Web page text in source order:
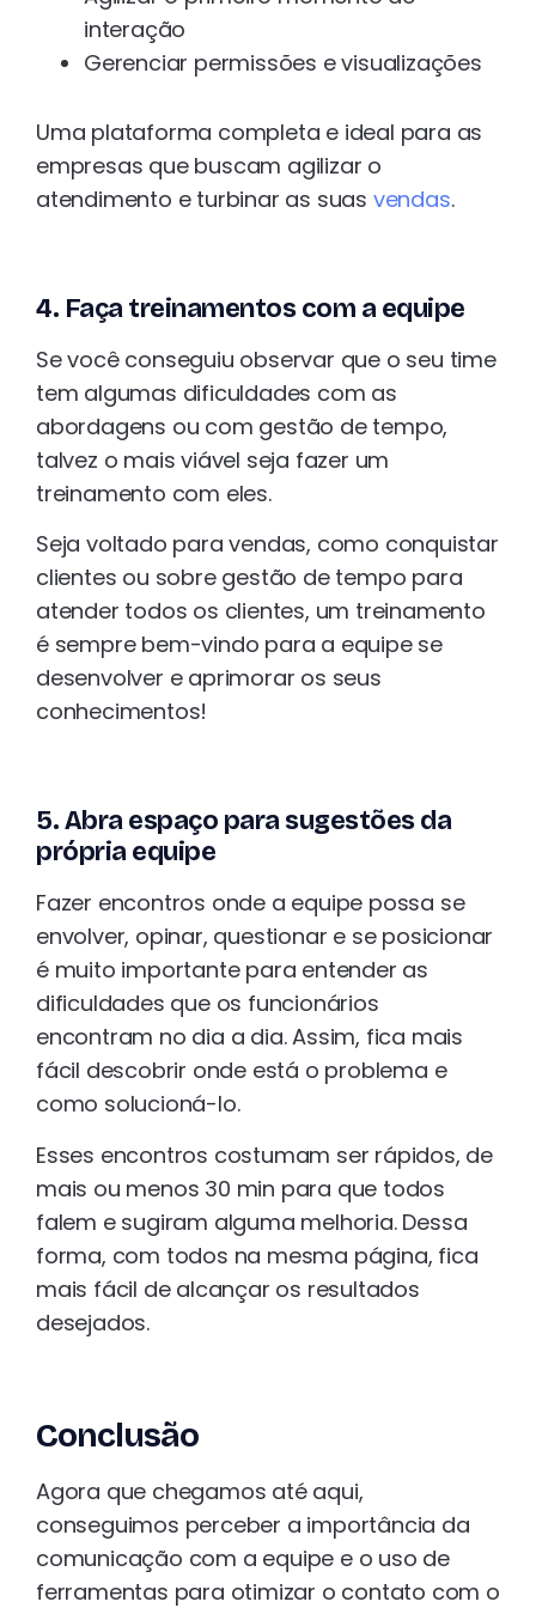
interação
Gerenciar permissões e visualizações
Uma plataforma completa e ideal para as
empresas que buscam agilizar o
atendimento e turbinar as suas vendas.
4. Faça treinamentos com a equipe
Se você conseguiu observar que o seu time
tem algumas dificuldades com as
abordagens ou com gestão de tempo,
talvez o mais viável seja fazer um
treinamento com eles.
Seja voltado para vendas, como conquistar
clientes ou sobre gestão de tempo para
atender todos os clientes, um treinamento
é sempre bem-vindo para a equipe se
desenvolver e aprimorar os seus
conhecimentos!
5. Abra espaço para sugestões da
própria equipe
Fazer encontros onde a equipe possa se
envolver, opinar, questionar e se posicionar
é muito importante para entender as
dificuldades que os funcionários
encontram no dia a dia. Assim, fica mais
fácil descobrir onde está o problema e
como solucioná-lo.
Esses encontros costumam ser rápidos, de
mais ou menos 30 min para que todos
falem e sugiram alguma melhoria. Dessa
forma, com todos na mesma página, fica
mais fácil de alcançar os resultados
desejados.
Conclusão
Agora que chegamos até aqui,
conseguimos perceber a importância da
comunicação com a equipe e o uso de
ferramentas para otimizar o contato com o